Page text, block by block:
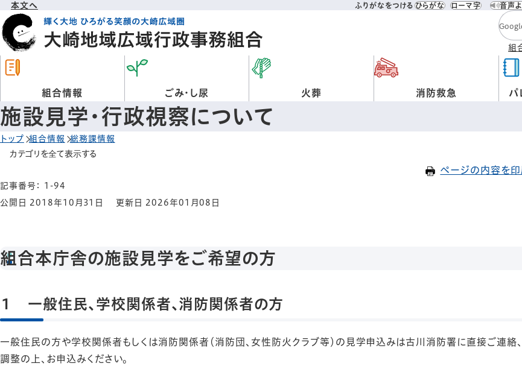
本文へ ふりがなをつける ひらがな ローマ字 音声
検索
組
組合情報 ごみ・し尿 火葬 消防救急 パ
施設見学・行政視察について
トップ 組合情報
総務課情報
カテゴリを全て表示する
ページの内容を印
記事番号： 1-94
公開日 2018年10月31日
更新日 2026年01月08日
組合本庁舎の施設見学をご希望の方
１ 一般住民、学校関係者、消防関係者の方
一般住民の方や学校関係者もしくは消防関係者（消防団、女性防火クラブ等）の見学申込みは古川消防署に直接ご連絡、
調整の上、お申込みください。